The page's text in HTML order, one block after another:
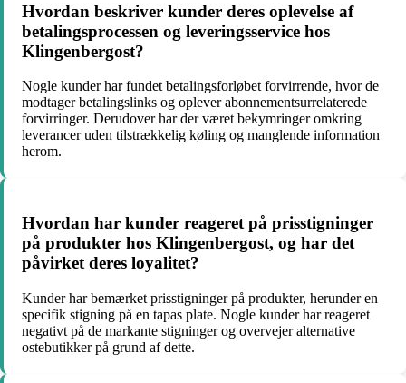
Hvordan beskriver kunder deres oplevelse af
betalingsprocessen og leveringsservice hos
Klingenbergost?
Nogle kunder har fundet betalingsforløbet forvirrende, hvor de
modtager betalingslinks og oplever abonnementsurrelaterede
forvirringer. Derudover har der været bekymringer omkring
leverancer uden tilstrækkelig køling og manglende information
herom.
Hvordan har kunder reageret på prisstigninger
på produkter hos Klingenbergost, og har det
påvirket deres loyalitet?
Kunder har bemærket prisstigninger på produkter, herunder en
specifik stigning på en tapas plate. Nogle kunder har reageret
negativt på de markante stigninger og overvejer alternative
ostebutikker på grund af dette.